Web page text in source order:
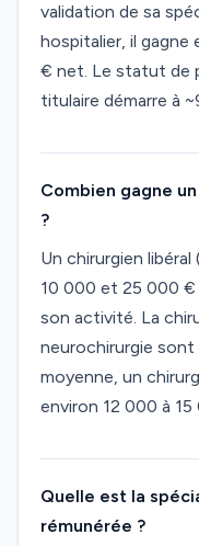
validation de sa
hospitalier, il
€ net. Le statut de
titulaire démarre à
Combien gagne
?
Un chirurgien
10 000 et 25 000
son activité. La
neurochirurgie sont
moyenne, un
environ 12 000 à
Quelle est la
rémunérée ?